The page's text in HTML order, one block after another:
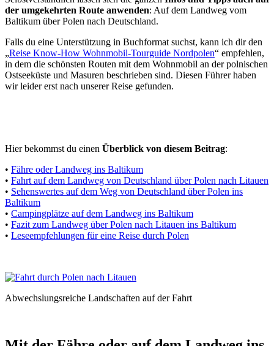
der umgekehrten Route anwenden: Auf dem Landweg vom
Baltikum über Polen nach Deutschland.
Falls du eine Unterstützung in Buchformat suchst, kann ich dir den
„Reise Know-How Wohnmobil-Tourguide Nordpolen“ empfehlen,
in dem die schönsten Routen mit dem Wohnmobil an der polnischen
Ostseeküste und Masuren beschrieben sind. Diesen Führer haben
wir leider erst nach unserer Reise gefunden.
Hier bekommst du einen Überblick von diesem Beitrag:
• Fähre oder Landweg ins Baltikum
• Fahrt auf dem Landweg von Deutschland über Polen nach Litauen
• Sehenswertes auf dem Weg von Deutschland über Polen ins
Baltikum
• Campingplätze auf dem Landweg ins Baltikum
• Fazit zum Landweg über Polen nach Litauen ins Baltikum
• Leseempfehlungen für eine Reise durch Polen
Abwechslungsreiche Landschaften auf der Fahrt